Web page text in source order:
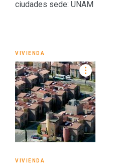
VIVIENDA
VIVIENDA